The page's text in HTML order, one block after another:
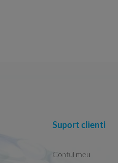
Suport clienti
Contul meu